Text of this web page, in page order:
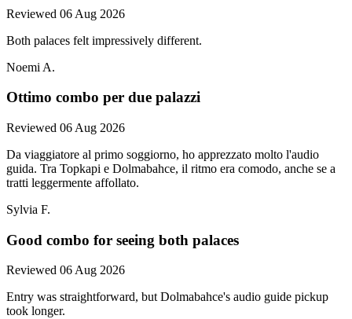
Reviewed 06 Aug 2026
Both palaces felt impressively different.
Noemi A.
Ottimo combo per due palazzi
Reviewed 06 Aug 2026
Da viaggiatore al primo soggiorno, ho apprezzato molto l'audio
guida. Tra Topkapi e Dolmabahce, il ritmo era comodo, anche se a
tratti leggermente affollato.
Sylvia F.
Good combo for seeing both palaces
Reviewed 06 Aug 2026
Entry was straightforward, but Dolmabahce's audio guide pickup
took longer.